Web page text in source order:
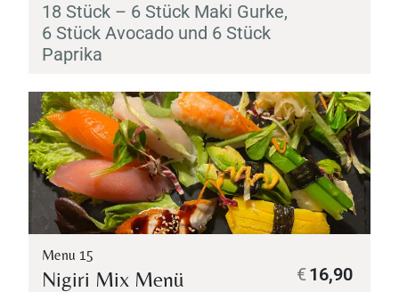
18 Stück – 6 Stück Maki Gurke,
6 Stück Avocado und 6 Stück
Paprika
Menu 15
Nigiri Mix Menü 16,90
€